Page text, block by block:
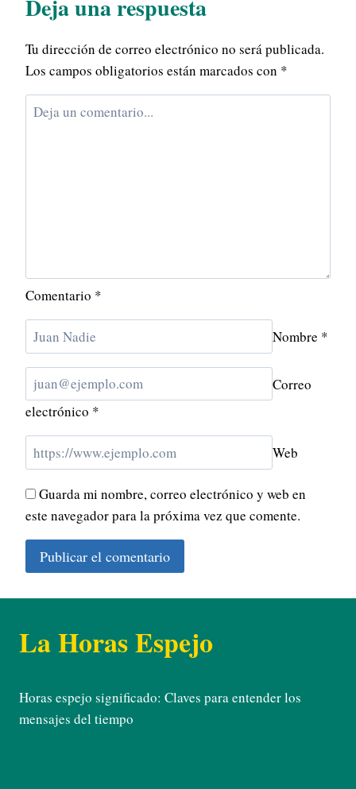
Deja una respuesta
Tu dirección de correo electrónico no será publicada.
Los campos obligatorios están marcados con *
Comentario *
Nombre *
Correo
electrónico *
Web
Guarda mi nombre, correo electrónico y web en
este navegador para la próxima vez que comente.
La Horas Espejo
Horas espejo significado: Claves para entender los
mensajes del tiempo